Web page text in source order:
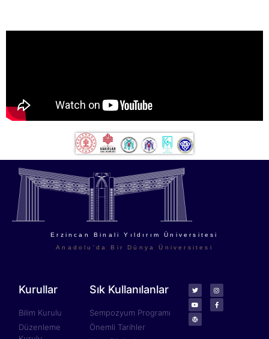
Erzincan Binali Yıldırım Üniversitesi
Anadolu'da Bir Dünya Üniversitesi
Kurullar
Bilim Kurulu
Düzenleme
Sık Kullanılanlar
Sempozyum Programı
Önemli Tarihler